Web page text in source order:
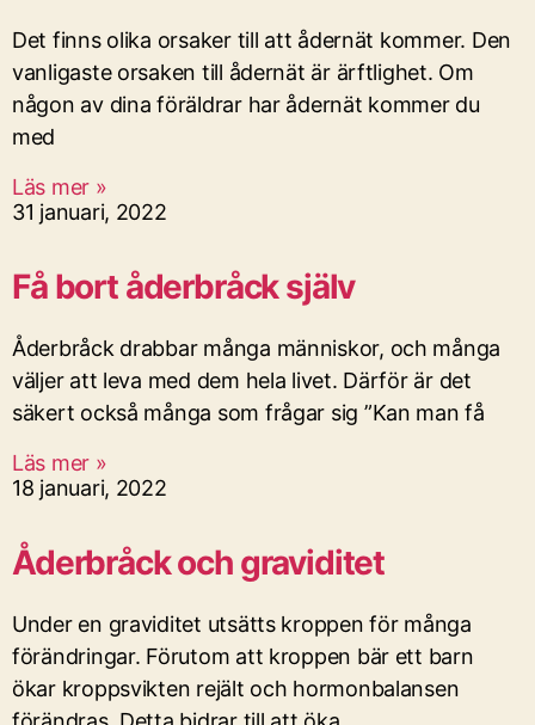
Det finns olika orsaker till att ådernät kommer. Den
vanligaste orsaken till ådernät är ärftlighet. Om
någon av dina föräldrar har ådernät kommer du
med
Läs mer »
31 januari, 2022
Få bort åderbråck själv
Åderbråck drabbar många människor, och många
väljer att leva med dem hela livet. Därför är det
säkert också många som frågar sig ”Kan man få
Läs mer »
18 januari, 2022
Åderbråck och graviditet
Under en graviditet utsätts kroppen för många
förändringar. Förutom att kroppen bär ett barn
ökar kroppsvikten rejält och hormonbalansen